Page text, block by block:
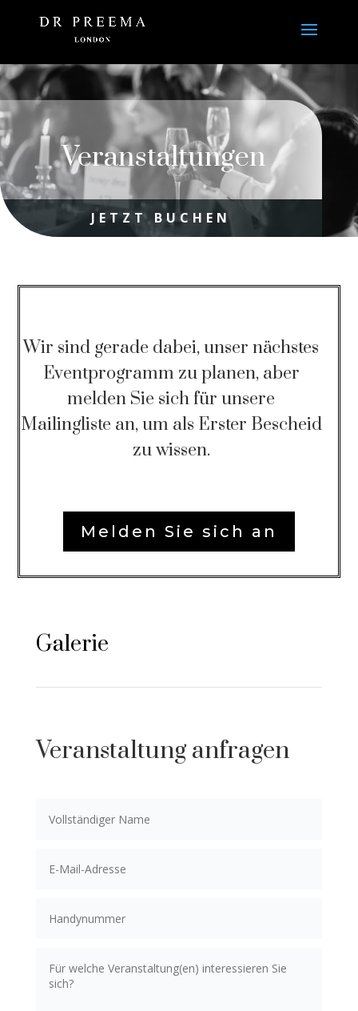
Veranstaltungen
JETZT BUCHEN
Wir sind gerade dabei, unser nächstes
Eventprogramm zu planen, aber
melden Sie sich für unsere
Mailingliste an, um als Erster Bescheid
zu wissen.
Melden Sie sich an
Galerie
Veranstaltung anfragen